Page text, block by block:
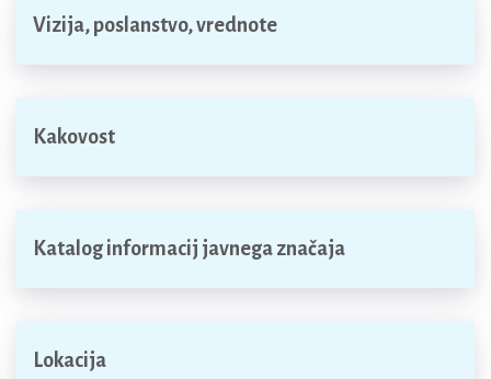
Vizija, poslanstvo, vrednote
Kakovost
Katalog informacij javnega značaja
Lokacija